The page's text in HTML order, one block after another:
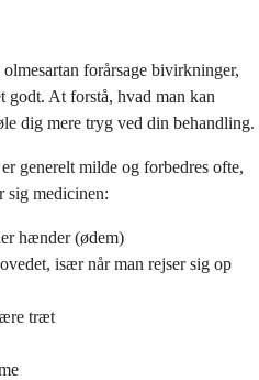
forårsage bivirkninger,
godt. At forstå, hvad man kan
dig mere tryg ved din behandling.
generelt milde og forbedres ofte,
sig medicinen:
hænder (ødem)
især når man rejser sig op
træt